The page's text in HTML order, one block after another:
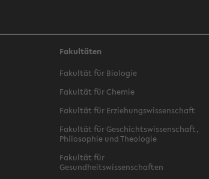
Fakultäten
Fakultät für Biologie
Fakultät für Chemie
Fakultät für Erziehungswissenschaft
Fakultät für Geschichtswissenschaft,
Philosophie und Theologie
Fakultät für
Gesundheitswissenschaften